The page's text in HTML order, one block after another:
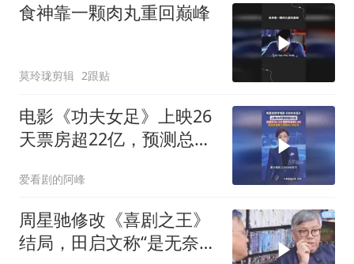
食神靠一颗肉丸重回巅峰
莫玲珑剪辑 2跟贴
电影《功夫女足》上映26
天票房超22亿，预测总票
爱看剧的阿峰
周星驰修改《喜剧之王》
结局，田启文称“是无奈之